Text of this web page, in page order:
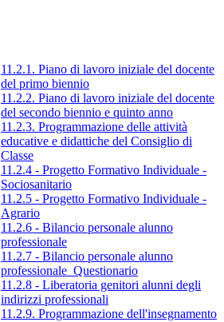
11.2.1. Piano di lavoro iniziale del docente
del primo biennio
11.2.2. Piano di lavoro iniziale del docente
del secondo biennio e quinto anno
11.2.3. Programmazione delle attività
educative e didattiche del Consiglio di
Classe
11.2.4 - Progetto Formativo Individuale -
Sociosanitario
11.2.5 - Progetto Formativo Individuale -
Agrario
11.2.6 - Bilancio personale alunno
professionale
11.2.7 - Bilancio personale alunno
professionale_Questionario
11.2.8 - Liberatoria genitori alunni degli
indirizzi professionali
11.2.9. Programmazione dell'insegnamento